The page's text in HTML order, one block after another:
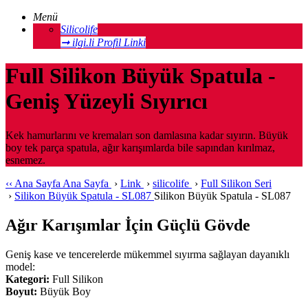
Menü
Silicolife
➞ ilgi.li Profil Linki
Full Silikon Büyük Spatula -
Geniş Yüzeyli Sıyırıcı
Kek hamurlarını ve kremaları son damlasına kadar sıyırın. Büyük
boy tek parça spatula, ağır karışımlarda bile sapından kırılmaz,
esnemez.
‹‹ Ana Sayfa Ana Sayfa › Link › silicolife › Full Silikon Seri
› Silikon Büyük Spatula - SL087 Silikon Büyük Spatula - SL087
Ağır Karışımlar İçin Güçlü Gövde
Geniş kase ve tencerelerde mükemmel sıyırma sağlayan dayanıklı
model:
Kategori: Full Silikon
Boyut: Büyük Boy